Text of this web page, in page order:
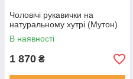
Чоловічі рукавички на
натуральному хутрі (Мутон)
В наявності
1 870 ₴